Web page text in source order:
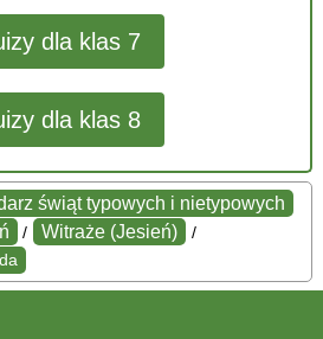
dla klas 7
dla klas 8
świąt typowych i nietypowych
/ Witraże (Jesień)
/